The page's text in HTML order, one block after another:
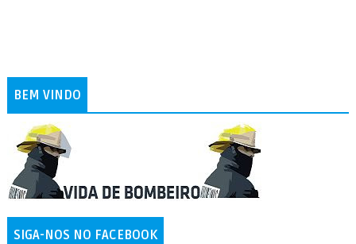
BEM VINDO
SIGA-NOS NO FACEBOOK